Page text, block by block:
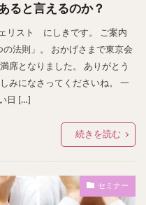
ると言えるのか？
リスト にしきです。 ご案内
法則」。 おかげさまで東京会
席となりました。 ありがとう
みになさってくださいね。 一
日 […]
続きを読む
セミナー